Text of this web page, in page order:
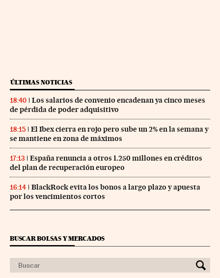
ÚLTIMAS NOTICIAS
18:40
Los salarios de convenio encadenan ya cinco meses
de pérdida de poder adquisitivo
18:15
El Ibex cierra en rojo pero sube un 2% en la semana y
se mantiene en zona de máximos
17:13
España renuncia a otros 1.250 millones en créditos
del plan de recuperación europeo
16:14
BlackRock evita los bonos a largo plazo y apuesta
por los vencimientos cortos
BUSCAR BOLSAS Y MERCADOS